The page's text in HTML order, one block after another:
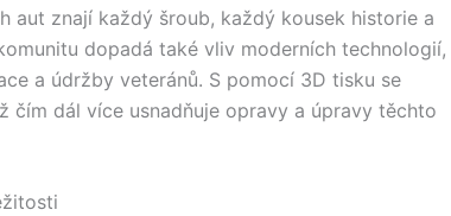
aut znají každý šroub, každý kousek historie a
dopadá také vliv moderních technologií,
a údržby veteránů. S pomocí 3D tisku se
čím dál více usnadňuje opravy a úpravy těchto